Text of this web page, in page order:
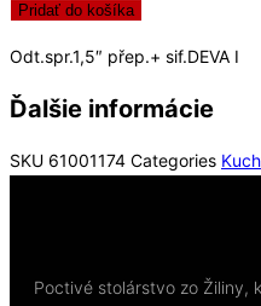
Odt.spr.1,5"
sif.DEVA
I
Pridať do košíka
Odt.spr.1,5″ přep.+ sif.DEVA I
Ďalšie informácie
SKU 61001174 Categories
Poctivé stolárstvo zo Žiliny,